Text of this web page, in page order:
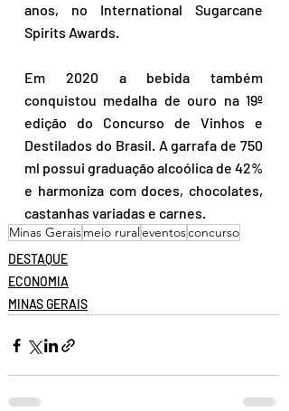
anos, no International Sugarcane
Spirits Awards.
Em 2020 a bebida também
conquistou medalha de ouro na 19º
edição do Concurso de Vinhos e
Destilados do Brasil. A garrafa de 750
ml possui graduação alcoólica de 42%
e harmoniza com doces, chocolates,
castanhas variadas e carnes.
Minas Geraismeio ruraleventosconcurso
DESTAQUE
ECONOMIA
MINAS GERAIS